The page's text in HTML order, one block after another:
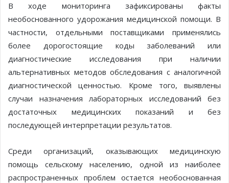
В ходе мониторинга зафиксированы факты
необоснованного удорожания медицинской помощи. В
частности, отдельными поставщиками применялись
более дорогостоящие коды заболеваний или
диагностические исследования при наличии
альтернативных методов обследования с аналогичной
диагностической ценностью. Кроме того, выявлены
случаи назначения лабораторных исследований без
достаточных медицинских показаний и без
последующей интерпретации результатов.
Среди организаций, оказывающих медицинскую
помощь сельскому населению, одной из наиболее
распространенных проблем остается необоснованная